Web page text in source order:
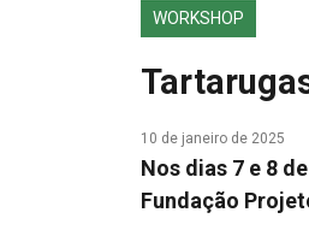
WORKSHOP
10 de janeiro de 2025
Nos dias 7 e 8
Fundação